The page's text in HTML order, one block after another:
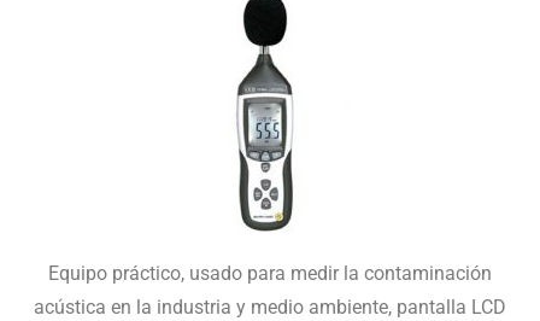
Equipo práctico, usado para medir la contaminación
acústica en la industria y medio ambiente, pantalla LCD